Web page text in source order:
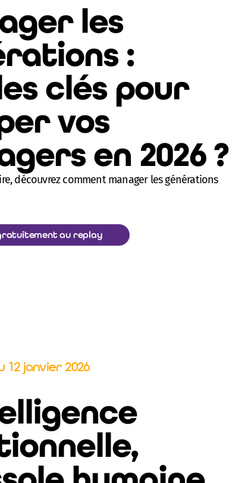
les
:
clés pour
vos
en 2026 ?
découvrez comment manager les générations
au replay
12 janvier 2026